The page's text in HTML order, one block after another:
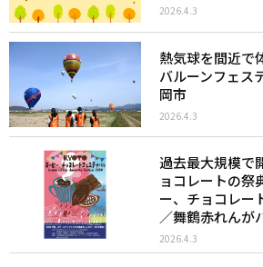
2026.4.3
熱気球を間近で
バルーンフェス
岡市
2026.4.3
過去最大規模で
ョコレートの祭
ー、チョコレー
／舞鶴赤れんが
2026.4.3